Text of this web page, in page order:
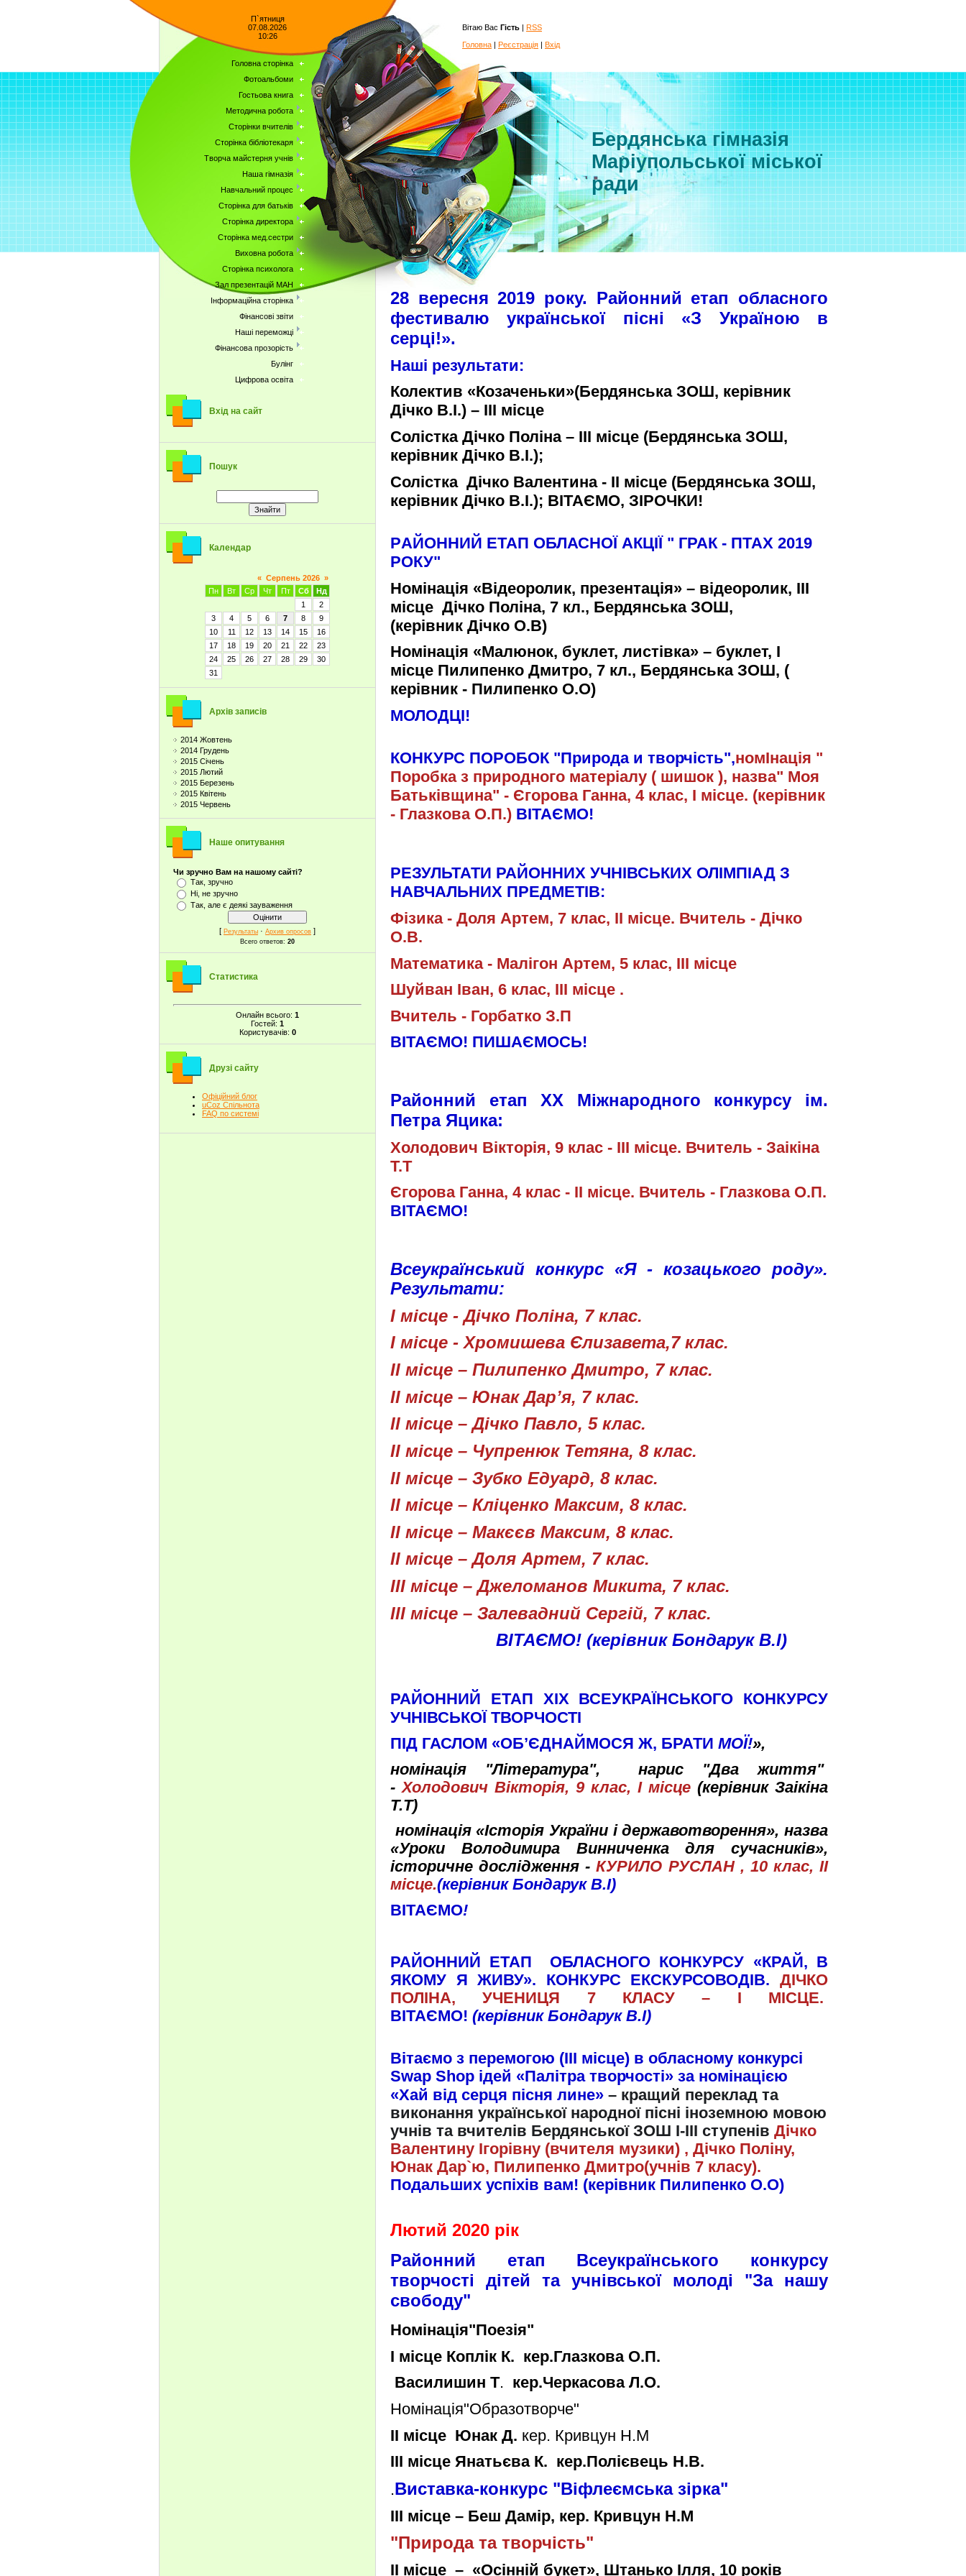
П`ятниця
07.08.2026
10:26
Головна сторінка
Фотоальбоми
Гостьова книга
Методична робота
Сторінки вчителів
Сторінка бібліотекаря
Творча майстерня учнів
Наша гімназія
Навчальний процес
Сторінка для батьків
Сторінка директора
Сторінка мед.сестри
Виховна робота
Сторінка психолога
Зал презентацій МАН
Інформаційна сторінка
Фінансові звіти
Наші переможці
Фінансова прозорість
Булінг
Цифрова освіта
Вхід на сайт
Пошук
Календар
« Серпень 2026 »
Пн
Вт Ср Чт Пт Сб
Нд
1
2
3
4 5 6 7 8
9
10
11 12 13 14 15
16
17
18 19 20 21 22
23
24
25 26 27 28 29
30
31
Архів записів
2014 Жовтень
2014 Грудень
2015 Січень
2015 Лютий
2015 Березень
2015 Квітень
2015 Червень
Наше опитування
Чи зручно Вам на нашому сайті?
Так, зручно
Ні, не зручно
Так, але є деякі зауваження
[ Результаты · Архив опросов ]
Всего ответов: 20
Статистика
Онлайн всього: 1
Гостей: 1
Користувачів: 0
Друзі сайту
Офіційний блог
uCoz Спільнота
FAQ по системі
Вітаю Вас Гість | RSS
Головна | Реєстрація | Вхід
Бердянська гімназія
Маріупольської міської
ради
28 вересня 2019 року. Районний етап обласного
фестивалю української пісні «З Україною в
серці!».
Наші результати:
Колектив «Козаченьки»(Бердянська ЗОШ, керівник
Дічко В.І.) – III місце
Солістка Дічко Поліна – III місце (Бердянська ЗОШ,
керівник Дічко В.І.);
Солістка Дічко Валентина - II місце (Бердянська ЗОШ,
керівник Дічко В.І.); ВІТАЄМО, ЗІРОЧКИ!
РАЙОННИЙ ЕТАП ОБЛАСНОЇ АКЦІЇ " ГРАК - ПТАХ 2019
РОКУ"
Номінація «Відеоролик, презентація» – відеоролик, ІІІ
місце Дічко Поліна, 7 кл., Бердянська ЗОШ,
(керівник Дічко О.В)
Номінація «Малюнок, буклет, листівка» – буклет, І
місце Пилипенко Дмитро, 7 кл., Бердянська ЗОШ, (
керівник - Пилипенко О.О)
МОЛОДЦІ!
КОНКУРС ПОРОБОК "Природа и творчість",номІнація "
Поробка з природного матеріалу ( шишок ), назва" Моя
Батьківщина" - Єгорова Ганна, 4 клас, І місце. (керівник
- Глазкова О.П.) ВІТАЄМО!
РЕЗУЛЬТАТИ РАЙОННИХ УЧНІВСЬКИХ ОЛІМПІАД З
НАВЧАЛЬНИХ ПРЕДМЕТІВ:
Фізика - Доля Артем, 7 клас, ІІ місце. Вчитель - Дічко
О.В.
Математика - Малігон Артем, 5 клас, ІІІ місце
Шуйван Іван, 6 клас, ІІІ місце .
Вчитель - Горбатко З.П
ВІТАЄМО! ПИШАЄМОСЬ!
Районний етап ХХ Міжнародного конкурсу ім.
Петра Яцика:
Холодович Вікторія, 9 клас - ІІІ місце. Вчитель - Заікіна
Т.Т
Єгорова Ганна, 4 клас - ІІ місце. Вчитель - Глазкова О.П.
ВІТАЄМО!
Всеукраїнський конкурс «Я - козацького роду».
Результати:
І місце - Дічко Поліна, 7 клас.
І місце - Хромишева Єлизавета,7 клас.
ІІ місце – Пилипенко Дмитро, 7 клас.
ІІ місце – Юнак Дар’я, 7 клас.
ІІ місце – Дічко Павло, 5 клас.
ІІ місце – Чупренюк Тетяна, 8 клас.
ІІ місце – Зубко Едуард, 8 клас.
ІІ місце – Кліценко Максим, 8 клас.
ІІ місце – Макєєв Максим, 8 клас.
ІІ місце – Доля Артем, 7 клас.
ІІІ місце – Джеломанов Микита, 7 клас.
ІІІ місце – Залевадний Сергій, 7 клас.
ВІТАЄМО! (керівник Бондарук В.І)
РАЙОННИЙ ЕТАП ХІХ ВСЕУКРАЇНСЬКОГО КОНКУРСУ
УЧНІВСЬКОЇ ТВОРЧОСТІ
ПІД ГАСЛОМ «ОБ’ЄДНАЙМОСЯ Ж, БРАТИ МОЇ!»,
номінація "Література", нарис "Два життя"
- Холодович Вікторія, 9 клас, І місце (керівник Заікіна
Т.Т)
номінація «Історія України і державотворення», назва
«Уроки Володимира Винниченка для сучасників»,
історичне дослідження -КУРИЛО РУСЛАН , 10 клас, ІІ
місце.(керівник Бондарук В.І)
ВІТАЄМО!
РАЙОННИЙ ЕТАП
ОБЛАСНОГО КОНКУРСУ «КРАЙ, В
ЯКОМУ Я ЖИВУ». КОНКУРС ЕКСКУРСОВОДІВ.
ДІЧКО
ПОЛІНА, УЧЕНИЦЯ 7 КЛАСУ – І МІСЦЕ.
ВІТАЄМО! (керівник Бондарук В.І)
Вітаємо з перемогою (ІІІ місце) в обласному конкурсі
Swap Shop ідей «Палітра творчості» за номінацією
«Хай від серця пісня лине» – кращий переклад та
виконання української народної пісні іноземною мовою
учнів та вчителів Бердянської ЗОШ І-ІІІ ступенів Дічко
Валентину Ігорівну (вчителя музики) , Дічко Поліну,
Юнак Дар`ю, Пилипенко Дмитро(учнів 7 класу).
Подальших успіхів вам! (керівник Пилипенко О.О)
Лютий 2020 рік
Районний етап Всеукраїнського конкурсу
творчості дітей та учнівської молоді "За нашу
свободу"
Номінація"Поезія"
І місце Коплік К. кер.Глазкова О.П.
Василишин Т. кер.Черкасова Л.О.
Номінація"Образотворче"
ІІ місце Юнак Д. кер. Кривцун Н.М
ІІІ місце Янатьєва К. кер.Полієвець Н.В.
.Виставка-конкурс "Віфлеємська зірка"
ІІІ місце – Беш Дамір, кер. Кривцун Н.М
"Природа та творчість"
ІІ місце – «Осінній букет», Штанько Ілля, 10 років